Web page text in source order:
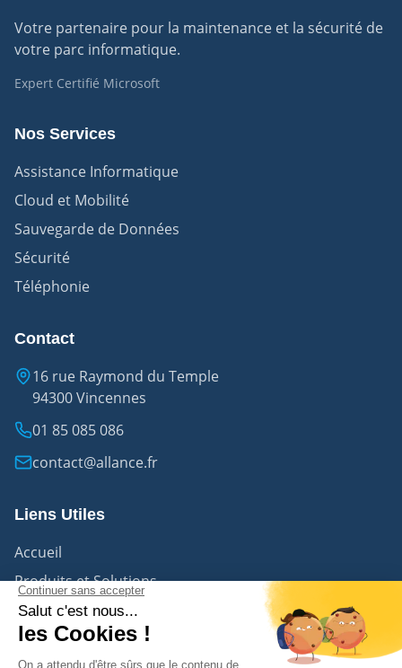
Votre partenaire pour la maintenance et la sécurité de
votre parc informatique.
Expert Certifié Microsoft
Nos Services
Assistance Informatique
Cloud et Mobilité
Sauvegarde de Données
Sécurité
Téléphonie
Contact
16 rue Raymond du Temple
94300 Vincennes
01 85 085 086
contact@allance.fr
Liens Utiles
Accueil
Produits et Solutions
Nous contacter
Le Groupe Numérique